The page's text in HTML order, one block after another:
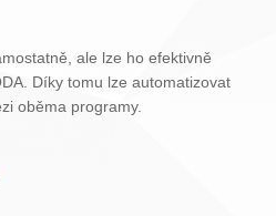
ale lze ho efektivně
Díky tomu lze automatizovat
oběma programy.